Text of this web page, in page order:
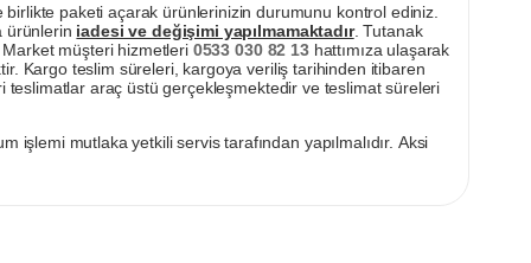
paketi açarak ürünlerinizin durumunu kontrol ediniz.
ürünlerin iadesi ve değişimi yapılmamaktadır. Tutanak
Market müşteri hizmetleri 0533 030 82 13hattımıza ulaşarak
Kargo teslim süreleri, kargoya veriliş tarihinden itibaren
teslimatlar araç üstü gerçekleşmektedir ve teslimat süreleri
işlemi mutlaka yetkili servis tarafından yapılmalıdır. Aksi